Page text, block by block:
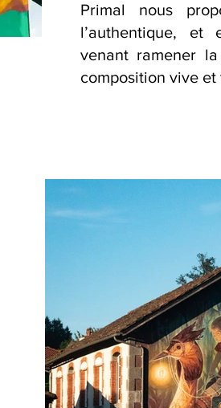
Primal nous p
l’authentique, et
venant ramener
composition vive et